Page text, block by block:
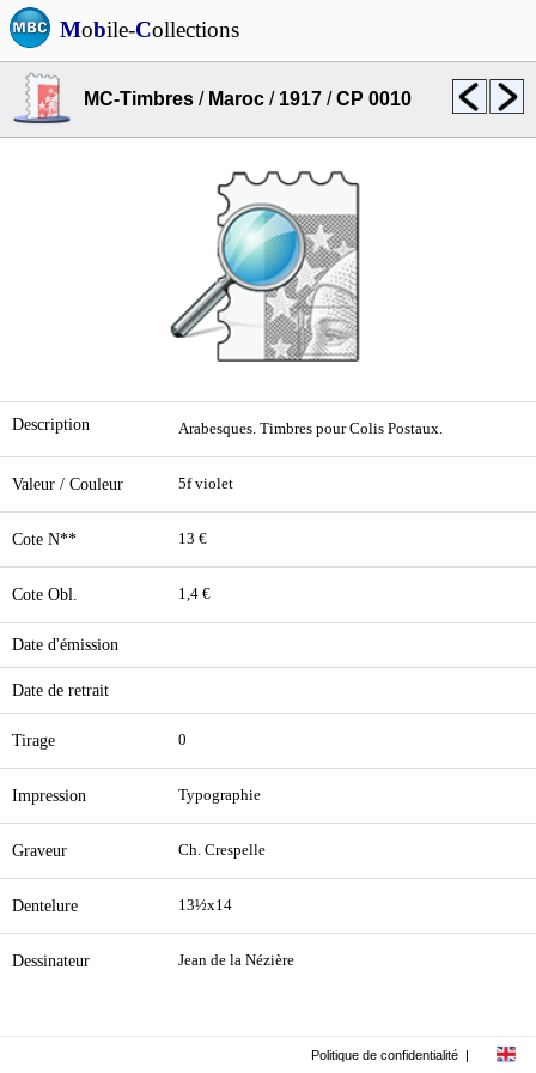
Mobile-Collections
MC-Timbres / Maroc / 1917 /CP 0010
Description Arabesques. Timbres pour Colis Postaux.
Valeur / Couleur 5f violet
Cote N** 13 €
Cote Obl. 1,4 €
Date d'émission
Date de retrait
Tirage 0
Impression Typographie
Graveur Ch. Crespelle
Dentelure 13½x14
Dessinateur Jean de la Nézière
Politique de confidentialité |